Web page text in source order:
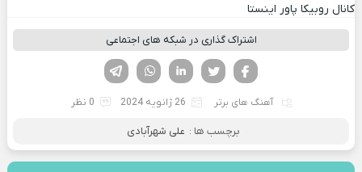
کانال روبیکا پاور اینستا
اشتراک گذاری در شبکه های اجتماعی
لینکدین تویتر
فیسوک
آهنگ های برتر 26 ژانویه 2024 0 نظر
برچسب ها : علی شهرآبادی